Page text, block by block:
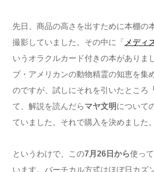
先日、商品の高さを出すために本棚の
撮影していました。その中に「 メディ
いうオラクルカード付きの本がありま
ブ・アメリカンの動物精霊の知恵を集
のですが、試しにそれを引いたところ
て、解説を読んだらマヤ文明について
ていました。それで購入を決めました。
というわけで、この7月26日から使っ
います。バーチカル方式はほぼ日カズ